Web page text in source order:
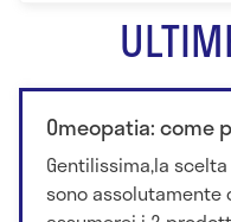
Esito di questa
l’abstract book del
Medicin dell’articolo:
Parental Oral
and low protein
feeding”.
Omeopatia: come
Gentilissima,la
sono